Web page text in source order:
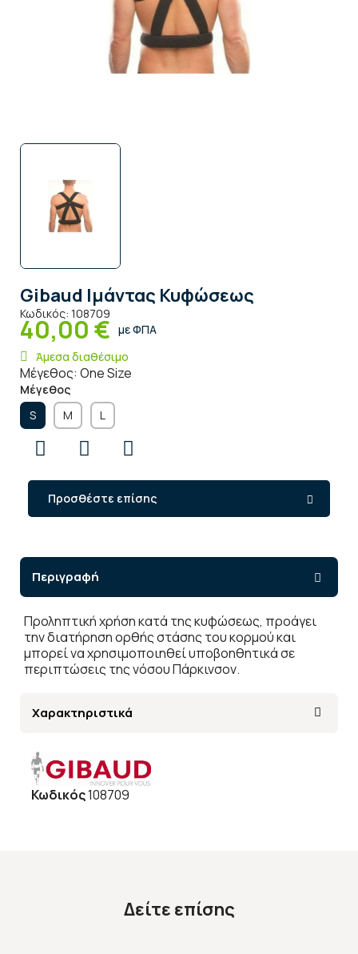
Gibaud Ιμάντας Κυφώσεως
Κωδικός: 108709
40,00 € με ΦΠΑ
Άμεσα διαθέσιμο
Μέγεθος: One Size
Μέγεθος
S
Μ L
Προσθέστε επίσης
Περιγραφή
Προληπτική χρήση κατά της κυφώσεως, προάγει
την διατήρηση ορθής στάσης του κορμού και
μπορεί να χρησιμοποιηθεί υποβοηθητικά σε
περιπτώσεις της νόσου Πάρκινσον.
Χαρακτηριστικά
Κωδικός108709
Δείτε επίσης